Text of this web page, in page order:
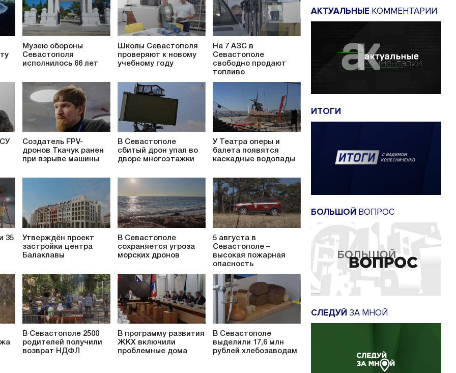
Музею обороны
Севастополя
исполнилось 66 лет
Школы Севастополя
проверяют к новому
учебному году
На 7 АЗС в
Севастополе
свободно продают
топливо
Создатель FPV-
дронов Ткачук ранен
при взрыве машины
В Севастополе
сбитый дрон упал во
дворе многоэтажки
У Театра оперы и
балета появятся
каскадные водопады
35
Утверждён проект
застройки центра
Балаклавы
В Севастополе
сохраняется угроза
морских дронов
5 августа в
Севастополе –
высокая пожарная
опасность
В Севастополе 2500
родителей получили
возврат НДФЛ
В программу развития
ЖКХ включили
проблемные дома
В Севастополе
выделили 17,6 млн
рублей хлебозаводам
АКТУАЛЬНЫЕ КОММЕНТАРИИ
ИТОГИ
БОЛЬШОЙ ВОПРОС
СЛЕДУЙ ЗА МНОЙ